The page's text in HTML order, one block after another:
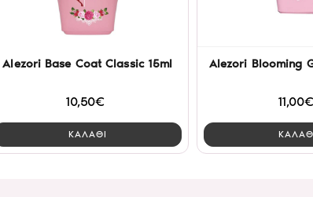
Alezori Base Coat Classic 15ml
10,50€
ΚΑΛΑΘΙ
Alezori Blooming
11,00€